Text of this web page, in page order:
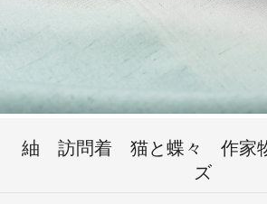
紬 訪問着 猫と蝶々 作家
ズ